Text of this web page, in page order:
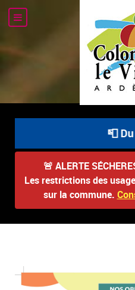
📮
🚨 ALERTE
Les restrictions des
sur la commune.